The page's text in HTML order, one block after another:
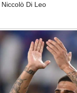
Niccolò Di Leo